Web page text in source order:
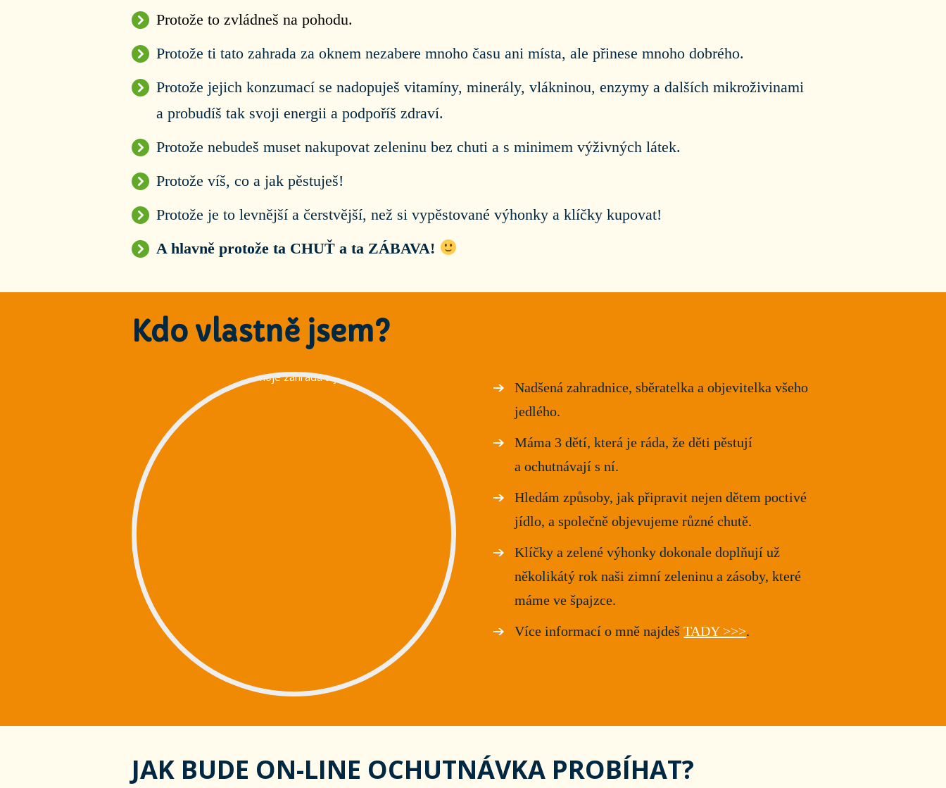
Protože to zvládneš na pohodu.
Protože ti tato zahrada za oknem nezabere mnoho času ani místa, ale přinese mnoho dobrého.
Protože jejich konzumací se nadopuješ vitamíny, minerály, vlákninou, enzymy a dalších mikroživinami
a probudíš tak svoji energii a podpoříš zdraví.
Protože nebudeš muset nakupovat zeleninu bez chuti a s minimem výživných látek.
Protože víš, co a jak pěstuješ!
Protože je to levnější a čerstvější, než si vypěstované výhonky a klíčky kupovat!
A hlavně protože ta CHUŤ a ta ZÁBAVA!
Kdo vlastně jsem?
Nadšená zahradnice, sběratelka a objevitelka všeho
jedlého.
Máma 3 dětí, která je ráda, že děti pěstují
a ochutnávají s ní.
Hledám způsoby, jak připravit nejen dětem poctivé
jídlo, a společně objevujeme různé chutě.
Klíčky a zelené výhonky dokonale doplňují už
několikátý rok naši zimní zeleninu a zásoby, které
máme ve špajzce.
Více informací o mně najdešTADY >>>.
JAK BUDE ON-LINE OCHUTNÁVKA PROBÍHAT?